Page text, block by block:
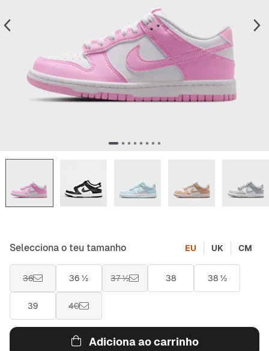
Selecciona o teu tamanho EU UK CM
36 36 ½ 37 ½ 38 38 ½
39 40
Adiciona ao carrinho